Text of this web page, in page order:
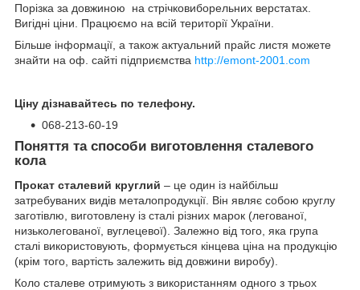
Порізка за довжиною на стрічковиборельних верстатах.
Вигідні ціни. Працюємо на всій території України.
Більше інформації, а також актуальний прайс листя можете
знайти на оф. сайті підприємства http://emont-2001.com
Ціну дізнавайтесь по телефону.
068-213-60-19
Поняття та способи виготовлення сталевого
кола
Прокат сталевий круглий – це один із найбільш
затребуваних видів металопродукції. Він являє собою круглу
заготівлю, виготовлену із сталі різних марок (легованої,
низьколегованої, вуглецевої). Залежно від того, яка група
сталі використовують, формується кінцева ціна на продукцію
(крім того, вартість залежить від довжини виробу).
Коло сталеве отримують з використанням одного з трьох